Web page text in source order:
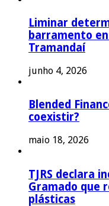
Liminar
barramento
Tramandaí
junho 4, 2026
Blended
coexistir?
maio 18, 2026
TJRS declara
Gramado que
plásticas